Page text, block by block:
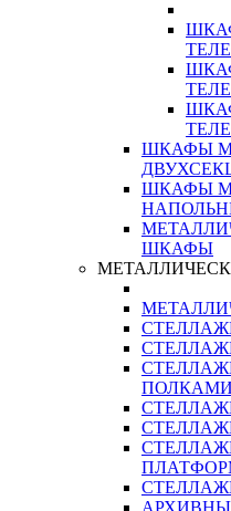
ШКАФЫ
ШКАФЫ
ШКАФЫ
ПОЛКАМИ